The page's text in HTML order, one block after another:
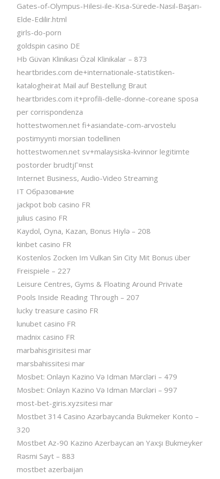
Gates-of-Olympus-Hilesi-ile-Kısa-Sürede-Nasıl-Başarı-
Elde-Edilir.html
girls-do-porn
goldspin casino DE
Hb Güvən Klinikası Özəl Klinikalar – 873
heartbrides.com de+internationale-statistiken-
katalogheirat Mail auf Bestellung Braut
heartbrides.com it+profili-delle-donne-coreane sposa
per corrispondenza
hottestwomen.net fi+asiandate-com-arvostelu
postimyynti morsian todellinen
hottestwomen.net sv+malaysiska-kvinnor legitimte
postorder brudtjГ¤nst
Internet Business, Audio-Video Streaming
IT Образование
jackpot bob casino FR
julius casino FR
Kaydol, Oyna, Kazan, Bonus Hiylə – 208
kinbet casino FR
Kostenlos Zocken Im Vulkan Sin City Mit Bonus über
Freispiele – 227
Leisure Centres, Gyms & Floating Around Private
Pools Inside Reading Through – 207
lucky treasure casino FR
lunubet casino FR
madnix casino FR
marbahisgirisitesi mar
marsbahissitesi mar
Mosbet: Onlayn Kazino Və Idman Mərcləri – 479
Mosbet: Onlayn Kazino Və Idman Mərcləri – 997
most-bet-giris.xyzsitesi mar
Mostbet 314 Casino Azərbaycanda Bukmeker Konto –
320
Mostbet Az-90 Kazino Azerbaycan ən Yaxşı Bukmeyker
Rəsmi Sayt – 883
mostbet azerbaijan